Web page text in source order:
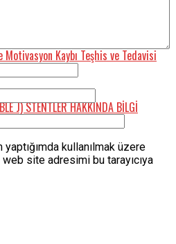
Kaybı Teşhis ve Tedavisi
J) STENTLER HAKKINDA BİLGİ
kullanılmak üzere
site adresimi bu tarayıcıya